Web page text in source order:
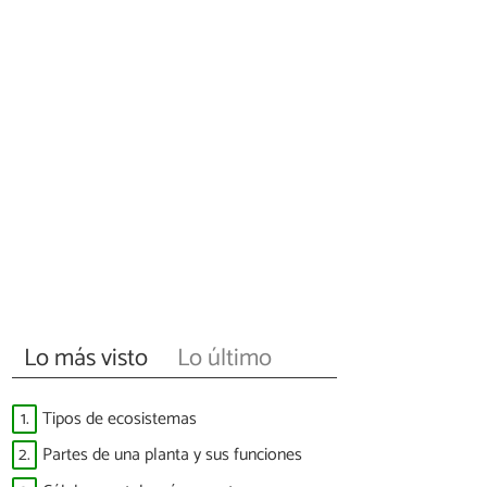
Lo más visto Lo último
1. Tipos de ecosistemas
2. Partes de una planta y sus funciones